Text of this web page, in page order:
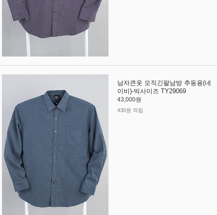
남자큰옷 모직긴팔남방 추동용(네
이비)-빅사이즈 TY29069
43,000원
430원 적립